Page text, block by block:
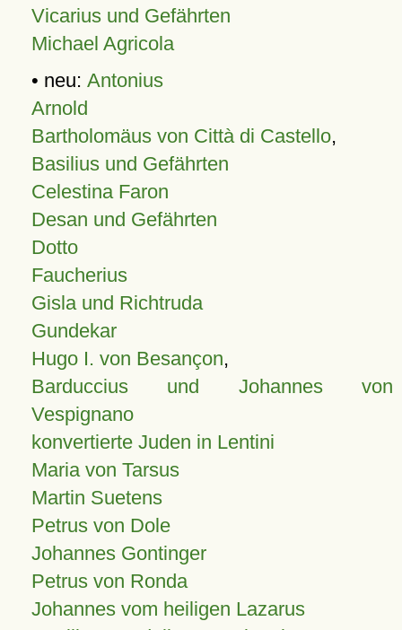
Vicarius und Gefährten
Michael Agricola
• neu: Antonius
Arnold
Bartholomäus von Città di Castello,
Basilius und Gefährten
Celestina Faron
Desan und Gefährten
Dotto
Faucherius
Gisla und Richtruda
Gundekar
Hugo I. von Besançon,
Barduccius und Johannes von
Vespignano
konvertierte Juden in Lentini
Maria von Tarsus
Martin Suetens
Petrus von Dole
Johannes Gontinger
Petrus von Ronda
Johannes vom heiligen Lazarus